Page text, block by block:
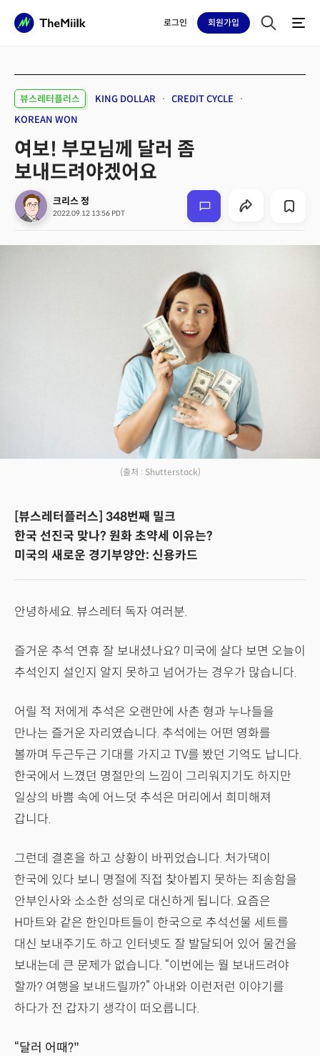
로그인 회원가입
뷰스레터플러스 KING DOLLAR
CREDIT CYCLE
KOREAN WON
여보! 부모님께 달러 좀
보내드려야겠어요
크리스 정
2022.09.12 13:56 PDT
(출처 : Shutterstock)
[뷰스레터플러스] 348번째 밀크
한국 선진국 맞나? 원화 초약세 이유는?
미국의 새로운 경기부양안: 신용카드
안녕하세요. 뷰스레터 독자 여러분.
즐거운 추석 연휴 잘 보내셨나요? 미국에 살다 보면 오늘이
추석인지 설인지 알지 못하고 넘어가는 경우가 많습니다.
어릴 적 저에게 추석은 오랜만에 사촌 형과 누나들을
만나는 즐거운 자리였습니다. 추석에는 어떤 영화를
볼까며 두근두근 기대를 가지고 TV를 봤던 기억도 납니다.
한국에서 느꼈던 명절만의 느낌이 그리워지기도 하지만
일상의 바쁨 속에 어느덧 추석은 머리에서 희미해져
갑니다.
그런데 결혼을 하고 상황이 바뀌었습니다. 처가댁이
한국에 있다 보니 명절에 직접 찾아뵙지 못하는 죄송함을
안부인사와 소소한 성의로 대신하게 됩니다. 요즘은
H마트와 같은 한인마트들이 한국으로 추석선물 세트를
대신 보내주기도 하고 인터넷도 잘 발달되어 있어 물건을
보내는데 큰 문제가 없습니다. “이번에는 뭘 보내드려야
할까? 여행을 보내드릴까?” 아내와 이런저런 이야기를
하다가 전 갑자기 생각이 떠오릅니다.
“달러 어때?"